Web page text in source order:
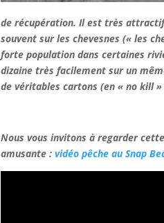
de récupération. Il est très
souvent sur les chevesnes (« les
forte population dans certaines
dizaine très facilement sur un
de véritables cartons (en « no kill
Nous vous invitons à regarder
amusante : vidéo pêche au Snap